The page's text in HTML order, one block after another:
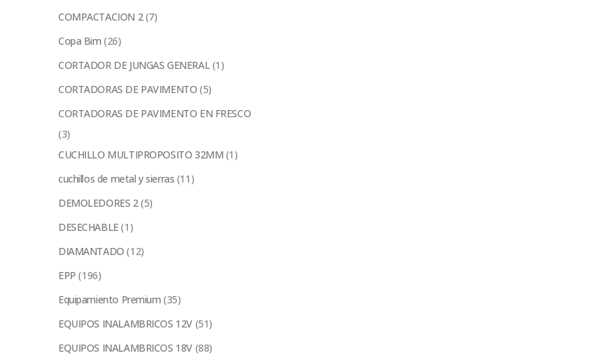
COMPACTACION 2 (7)
Copa Bim (26)
CORTADOR DE JUNGAS GENERAL (1)
CORTADORAS DE PAVIMENTO (5)
CORTADORAS DE PAVIMENTO EN FRESCO
(3)
CUCHILLO MULTIPROPOSITO 32MM (1)
cuchillos de metal y sierras (11)
DEMOLEDORES 2(5)
DESECHABLE(1)
DIAMANTADO (12)
EPP (196)
Equipamiento Premium (35)
EQUIPOS INALAMBRICOS 12V (51)
EQUIPOS INALAMBRICOS 18V (88)